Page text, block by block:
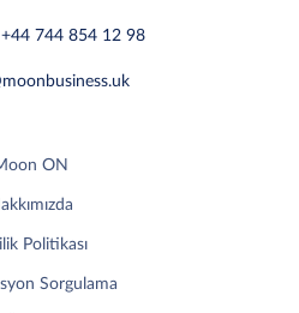
744 854 12 98
ON
Politikası
Sorgulama